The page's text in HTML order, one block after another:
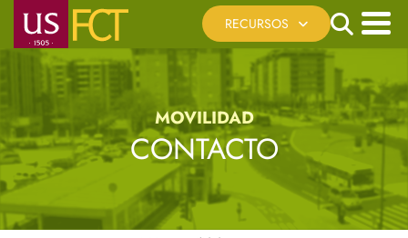
Pasar
contenido
RECURSOS
Cita Previa
Registro Telemático
Sede Electrónica US
Reserva de Espacios
Recursos Virtuales
Ayúdanos a mejorar
Search
Menú
principal
MOVILIDAD
CONTACTO